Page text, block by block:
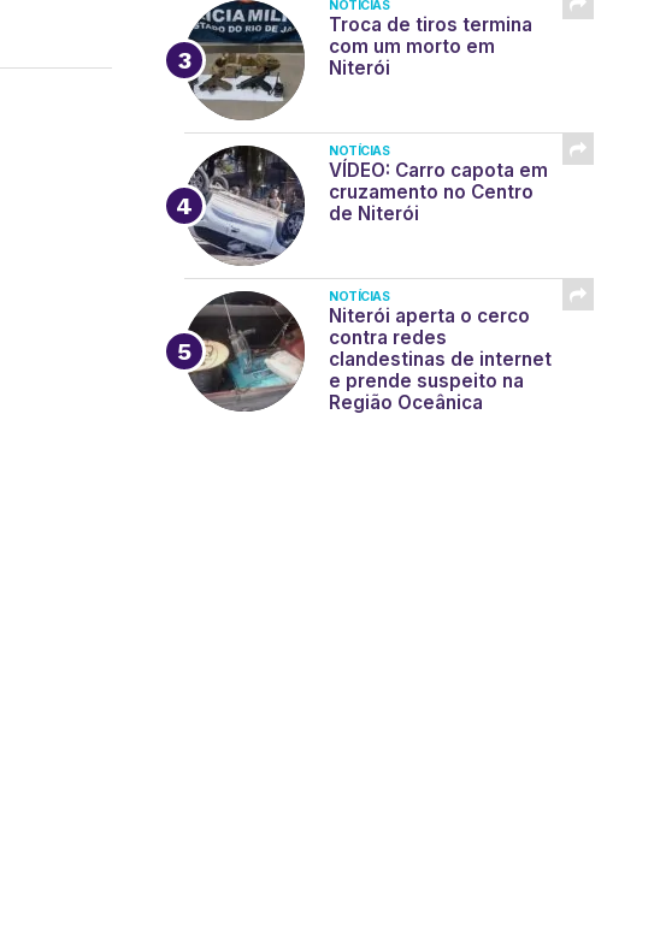
NOTÍCIAS
Troca de tiros termina
com um morto em
Niterói
NOTÍCIAS
VÍDEO: Carro capota em
cruzamento no Centro
de Niterói
NOTÍCIAS
Niterói aperta o cerco
contra redes
clandestinas de internet
e prende suspeito na
Região Oceânica